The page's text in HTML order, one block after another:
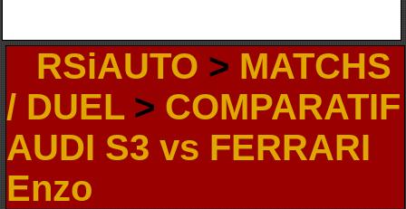
RSiAUTO > MATCHS
/ DUEL> COMPARATIF
AUDI S3 vs FERRARI
Enzo